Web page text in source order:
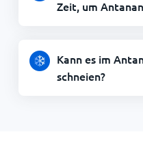
Zeit, um
Kann es im
schneien?